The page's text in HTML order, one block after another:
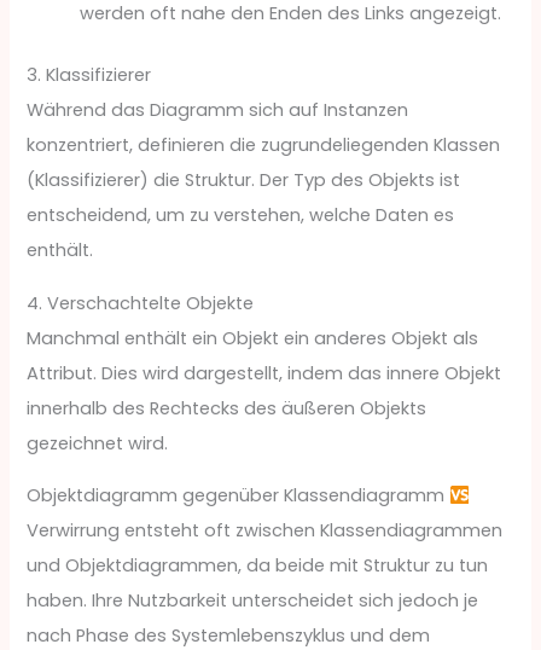
werden oft nahe den Enden des Links angezeigt.
3. Klassifizierer
Während das Diagramm sich auf Instanzen
konzentriert, definieren die zugrundeliegenden Klassen
(Klassifizierer) die Struktur. Der Typ des Objekts ist
entscheidend, um zu verstehen, welche Daten es
enthält.
4. Verschachtelte Objekte
Manchmal enthält ein Objekt ein anderes Objekt als
Attribut. Dies wird dargestellt, indem das innere Objekt
innerhalb des Rechtecks des äußeren Objekts
gezeichnet wird.
Objektdiagramm gegenüber Klassendiagramm
Verwirrung entsteht oft zwischen Klassendiagrammen
und Objektdiagrammen, da beide mit Struktur zu tun
haben. Ihre Nutzbarkeit unterscheidet sich jedoch je
nach Phase des Systemlebenszyklus und dem